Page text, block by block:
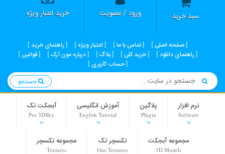
سبد خرید ورود / عضویت خرید اعتبار ویژه
صفحه اصلی تماس با ما اعتبار ویژه
راهنمای خرید
راهنمای دانلود
خرید کلی بلاگ درباره مون آرک
قوانین
حساب کاربری
نرم افزار
Software
پلاگین
Plugin
آموزش انگلیسی
English Tutorial
آبجکت تک
Pro 3DSky
مجموعه آبجکت
3D Models
تکسچر تک
One Textures
مجموعه تکسچر
Textures